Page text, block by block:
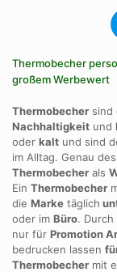
Thermobecher
großem Werbewert
Thermobecher sind
Nachhaltigkeit und
oder kalt und sind
im Alltag. Genau
Thermobecher als
Ein Thermobecher
die Marke täglich
oder im Büro.
nur für Promotion
bedrucken lassen
Thermobecher mit